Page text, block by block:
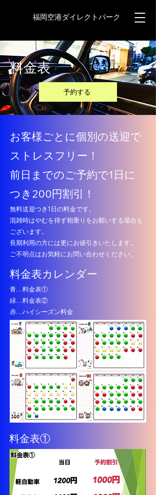
福岡空港ダイレクトパーク
​料金表
予約する
お客様ごとに個別の送迎で
ストレスフリー！
前日までのご予約で1日に
つき200円割引！
​無料送迎つき1日の料金です。
混雑時はやむを得ず相乗りをお願いする場合も
ございます。
​長期利用の方には更にお値引きいたします。
ご不明点はお気軽にお問い合わせください。
料金表カレンダー
​青…料金表①
​緑…料金表②
赤…ハイシーズン料金
​料金表①